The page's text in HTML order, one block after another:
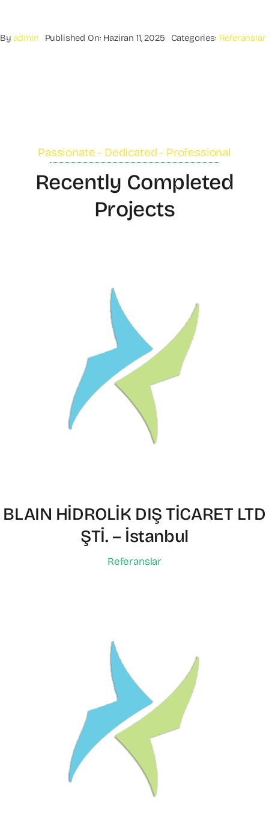
Byadmin Published On: Haziran 11, 2025 Categories: Referanslar
Passionate - Dedicated - Professional
Recently Completed
Projects
BLAIN HİDROLİK DIŞ TİCARET LTD
ŞTİ. – İstanbul
Referanslar